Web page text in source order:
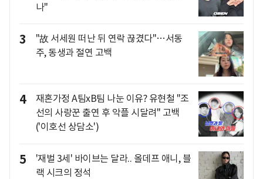
나"
3
"故 서세원 떠난 뒤 연락 끊겼다"…서동
주, 동생과 절연 고백
4
재혼가정 A팀xB팀 나눈 이유? 유현철 "조
선의 사랑꾼 출연 후 악플 시달려" 고백
('이호선 상담소')
5
'재벌 3세' 바이브는 달라.. 올데프 애니, 블
랙 시크의 정석